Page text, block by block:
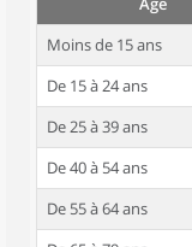
Moins de 15 ans
De 15 à 24 ans
De 25 à 39 ans
De 40 à 54 ans
De 55 à 64 ans